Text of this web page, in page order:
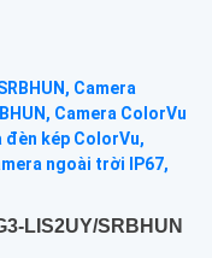
LIS2UY/SRBHUN